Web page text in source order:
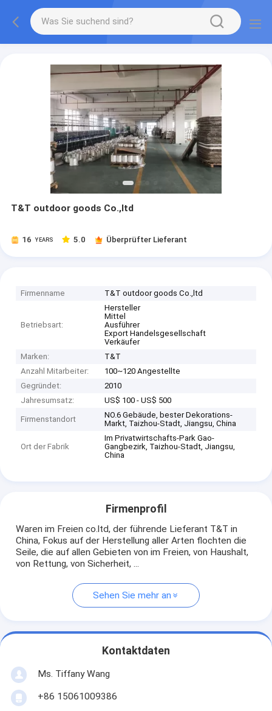
T&T outdoor goods Co.,ltd
16 YEARS 5.0 Überprüfter Lieferant
Firmenname T&T outdoor goods Co.,ltd
Betriebsart:
Hersteller
Mittel
Ausführer
Export Handelsgesellschaft
Verkäufer
Marken:
T&T
Anzahl Mitarbeiter:
100~120 Angestellte
Gegründet:
2010
Jahresumsatz:
US$ 100 - US$ 500
Firmenstandort
NO.6 Gebäude, bester Dekorations-
Markt, Taizhou-Stadt, Jiangsu, China
Ort der Fabrik
Im Privatwirtschafts-Park Gao-
Gangbezirk, Taizhou-Stadt, Jiangsu,
China
Firmenprofil
Waren im Freien co.ltd, der führende Lieferant T&T in
China, Fokus auf der Herstellung aller Arten flochten die
Seile, die auf allen Gebieten von im Freien, von Haushalt,
von Rettung, von Sicherheit, ...
Sehen Sie mehr an
Kontaktdaten
Ms. Tiffany Wang
+86 15061009386